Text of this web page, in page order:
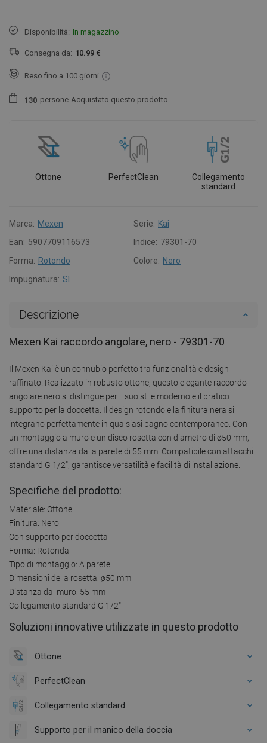
Disponibilità: In magazzino
Consegna da: 10.99 €
Reso fino a 100 giorni
1 30 persone Acquistato questo prodotto.
Ottone PerfectClean
Collegamento
standard
Marca: Mexen Serie: Kai
Ean: 5907709116573 Indice: 79301-70
Forma: Rotondo Colore: Nero
Impugnatura: Sì
Descrizione
Mexen Kai raccordo angolare, nero - 79301-70
Il Mexen Kai è un connubio perfetto tra funzionalità e design
raffinato. Realizzato in robusto ottone, questo elegante raccordo
angolare nero si distingue per il suo stile moderno e il pratico
supporto per la doccetta. Il design rotondo e la finitura nera si
integrano perfettamente in qualsiasi bagno contemporaneo. Con
un montaggio a muro e un disco rosetta con diametro di ø50 mm,
offre una distanza dalla parete di 55 mm. Compatibile con attacchi
standard G 1/2", garantisce versatilità e facilità di installazione.
Specifiche del prodotto:
Materiale: Ottone
Finitura: Nero
Con supporto per doccetta
Forma: Rotonda
Tipo di montaggio: A parete
Dimensioni della rosetta: ø50 mm
Distanza dal muro: 55 mm
Collegamento standard G 1/2"
Soluzioni innovative utilizzate in questo prodotto
Ottone
PerfectClean
Collegamento standard
Supporto per il manico della doccia